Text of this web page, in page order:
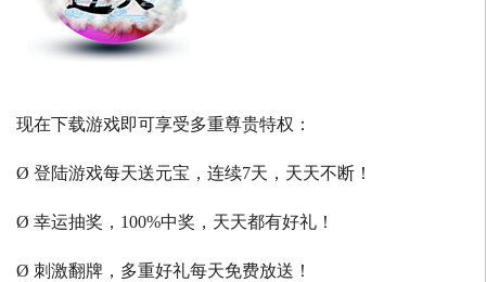
现在下载游戏即可享受多重尊贵特权：
Ø 登陆游戏每天送元宝，连续7天，天天不断！
Ø 幸运抽奖，100%中奖，天天都有好礼！
Ø 刺激翻牌，多重好礼每天免费放送！